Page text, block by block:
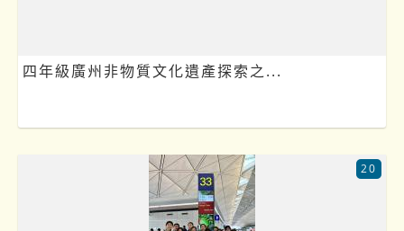
四年級廣州非物質文化遺產探索之...
20